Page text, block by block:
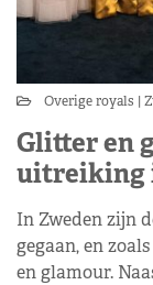
Overige royals
Glitter en
uitreiking
In Zweden zijn
gegaan, en
en glamour.